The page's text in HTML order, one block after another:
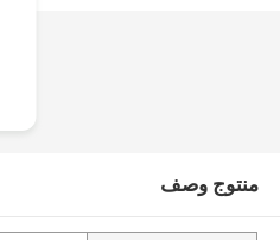
منتوج وصف